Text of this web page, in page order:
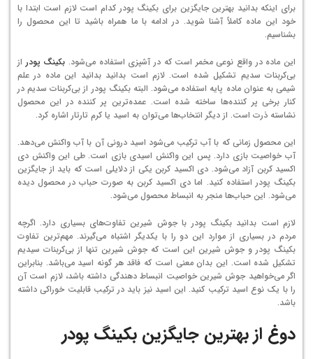
برای اینکه بدانید بهترین جایگزین برای بکینگ پودر کدام است لازم است ابتدا با
خود این ماده کاملاً آشنا شوید. در ادامه با ما همراه باشید تا این محصول را
بشناسیم.
این ماده در واقع نوعی مخمر است که در آشپزی استفاده می‌شود. بکینگ پودر از
بی‌کربنات سدیم تشکیل شده است. لازم است بدانید بدانید این ماده در علم
شیمی به عنوان ماده پایه استفاده می‌شود. البته بکینگ پودر از بی‌کربنات سدیم در
کنار برخی پر کننده‌ها ساخته شده است. عمده‌ترین پر کننده در این محصول
نشاسته ذرت است. از دیگر انتخاب‌ها می‌توان به اسید یا کرم تارتار اشاره کرد.
این محصول زمانی که با آب ترکیب می‌شود اسید درونی آن با آب واکنش می‌دهد.
آب خواصیت بازی دارد. پس این واکنش اسیدی بازی است. طی این واکنش دی
اکسید کربن آزاد می‌شود. دی اکسید کربن یکی از دلایلی است که باید از جایگزین
بکینگ پودر استفاده کنید. اما دی اکسید کربن به صورت حباب در محصول دیده
می‌شود. این حباب‌ها منجر به انبساط محصول می‌شود.
لازم است بدانید بکینگ پودر با جوش شیرین تفاوت‌های بسیاری دارد. اگرچه
مردم در بسیاری از موارد این دو را با یکدیگر اشتباه می‌گیرند. مهم‌ترین تفاوت
بکینگ پودر و جوش شیرین این است که جوش شیرین تنها از بی‌کربنات سیدیم
تشکیل شده است. این بدان معنی است که فاقد هر گونه اسید می‌باشد. بنابراین
اگر می‌خواهید جوش شیرین خواصیت انبساط دهندگی داشته باشد، لازم است آن
را با یک نوع اسید ترکیب کنید. این اسید نیز باید در ترکیب قابلیت خوراکی داشته
باشد.
دوغ از بهترین جایگزین بکینگ پودر